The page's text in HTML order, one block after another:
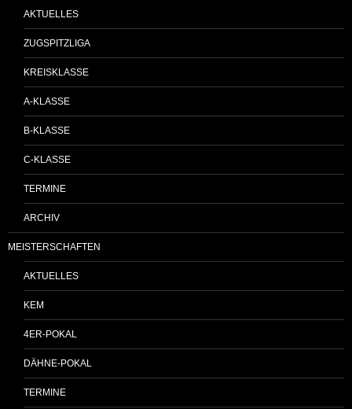
AKTUELLES
ZUGSPITZLIGA
KREISKLASSE
A-KLASSE
B-KLASSE
C-KLASSE
TERMINE
ARCHIV
MEISTERSCHAFTEN
AKTUELLES
KEM
4ER-POKAL
DÄHNE-POKAL
TERMINE